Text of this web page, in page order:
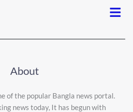
Menu
About
of the popular Bangla news portal.
news today, It has begun with